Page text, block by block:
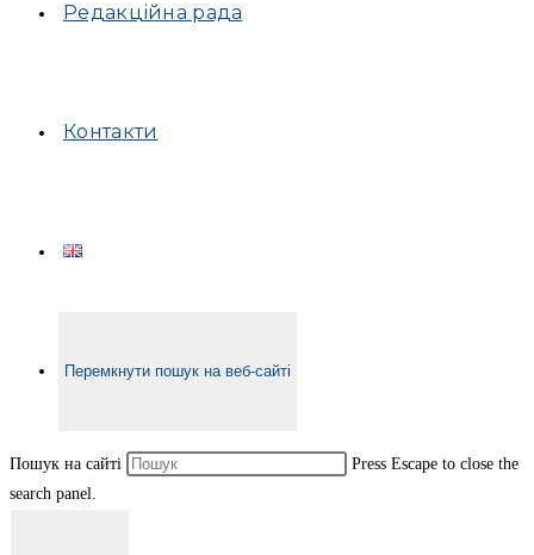
Редакційна рада
Контакти
Перемкнути пошук на веб-сайті
Пошук на сайті
Press Escape to close the
search panel.